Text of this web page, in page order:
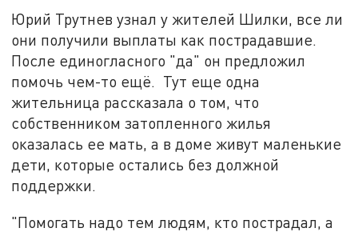
Юрий Трутнев узнал у жителей Шилки, все ли
они получили выплаты как пострадавшие.
После единогласного "да" он предложил
помочь чем-то ещё. Тут еще одна
жительница рассказала о том, что
собственником затопленного жилья
оказалась ее мать, а в доме живут маленькие
дети, которые остались без должной
поддержки.
"Помогать надо тем людям, кто пострадал, а